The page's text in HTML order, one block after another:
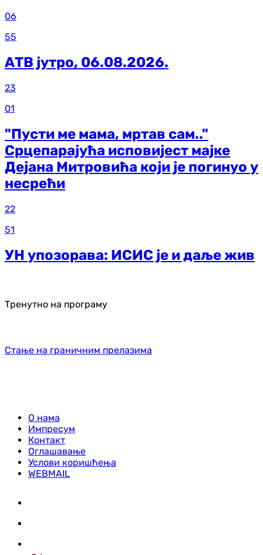
06
55
АТВ јутро, 06.08.2026.
23
01
"Пусти ме мама, мртав сам.."
Срцепарајућа исповијест мајке
Дејана Митровића који је погинуо у
несрећи
22
51
УН упозорава: ИСИС је и даље жив
Тренутно на програму
Стање на граничним прелазима
О нама
Импресум
Контакт
Оглашавање
Услови коришћења
WEBMAIL